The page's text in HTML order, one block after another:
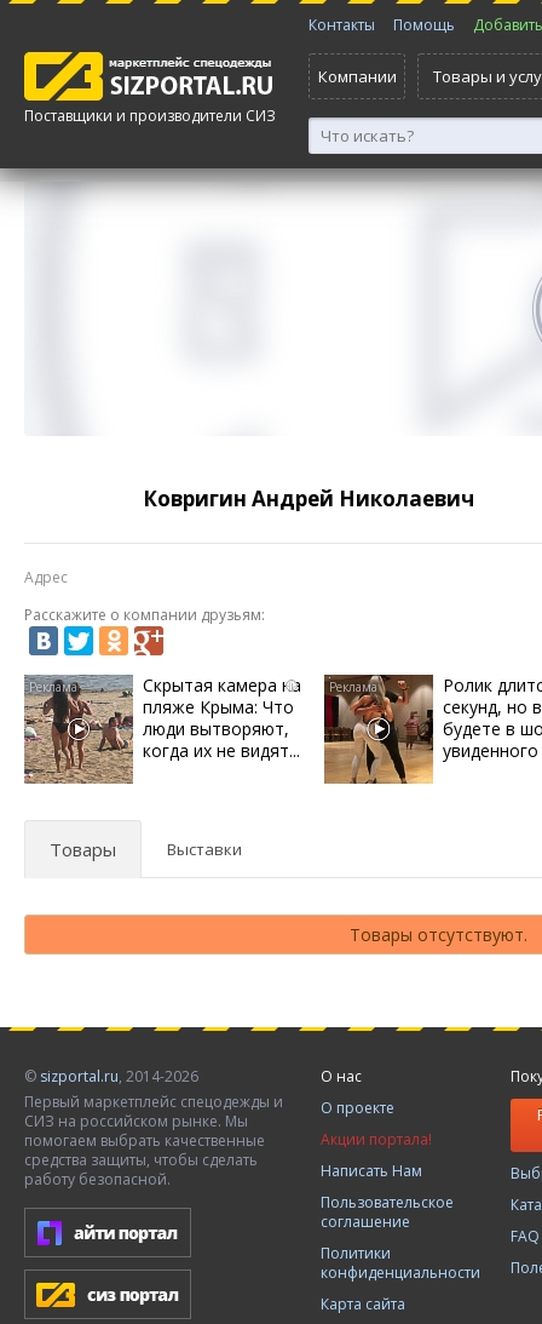
Поставщики и производители СИЗ
Контакты Помощь
Компании Товары и
Ковригин Андрей Николаевич
Адрес
Расскажите о компании друзьям:
i
Скрытая камера на
пляже Крыма: Что
люди вытворяют,
когда их не видят...
Ролик
секунд, но
будете в
увиденного
Товары Выставки
Товары отсутствуют.
© sizportal.ru, 2014-2026
Первый маркетплейс спецодежды и
СИЗ на российском рынке. Мы
помогаем выбрать качественные
средства защиты, чтобы сделать
работу безопасной.
О нас
О проекте
Акции портала!
Написать Нам
Пользовательское
соглашение
Политики
конфиденциальности
Карта сайта
FAQ